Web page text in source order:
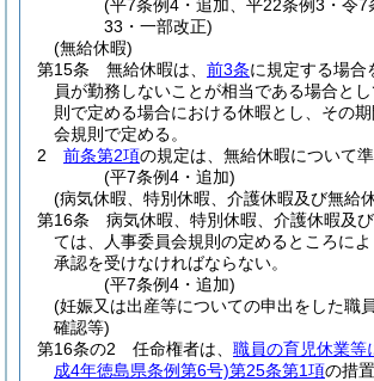
(平7条例4・追加、平22条例3・令7
33・一部改正)
(無給休暇)
第15条
無給休暇は、 前3条に規定する場合
員が勤務しないことが相当である場合と
則で定める場合における休暇とし、その
会規則で定める。
2
前条第2項の規定は、無給休暇について準
(平7条例4・追加)
(病気休暇、特別休暇、介護休暇及び無給
第16条
病気休暇、特別休暇、介護休暇及
ては、人事委員会規則の定めるところに
承認を受けなければならない。
(平7条例4・追加)
(妊娠又は出産等についての申出をした職
確認等)
第16条の2
任命権者は、 職員の育児休業等
成4年徳島県条例第6号)第25条第1項の措